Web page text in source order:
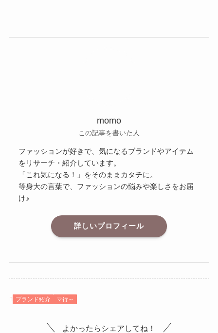
momo
この記事を書いた人
ファッションが好きで、気になるブランドやアイテム
をリサーチ・紹介しています。
「これ気になる！」をそのままカタチに。
等身大の言葉で、ファッションの悩みや楽しさをお届
け♪
詳しいプロフィール
ブランド紹介 マ行～
よかったらシェアしてね！